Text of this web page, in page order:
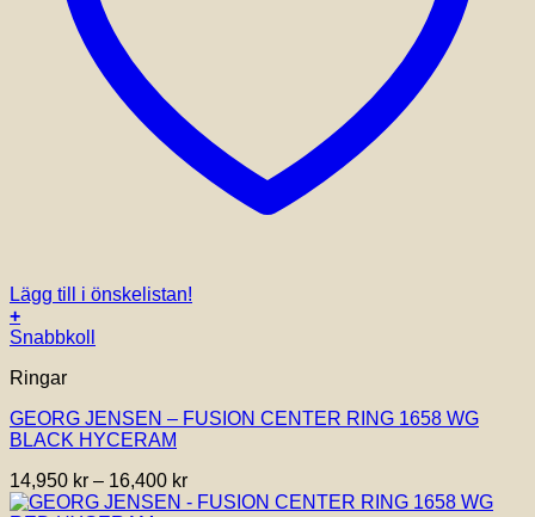
Lägg till i önskelistan!
+
Den
produkten
flera
varianter.
olika
alternativen
Snabbkoll
Ringar
GEORG JENSEN – FUSION CENTER RING 1658 WG
BLACK HYCERAM
14,950 kr – 16,400 krPrisintervall:
14,950 kr